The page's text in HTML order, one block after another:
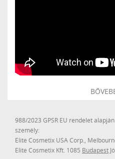
988/2023 GPSR EU rendelet
személy:
Elite Cosmetix USA Corp.,
Elite Cosmetix Kft. 1085 Budapest